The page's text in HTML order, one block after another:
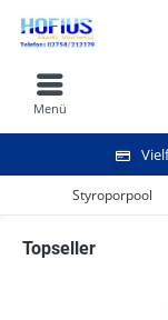
Menü
Styroporpool
Topseller